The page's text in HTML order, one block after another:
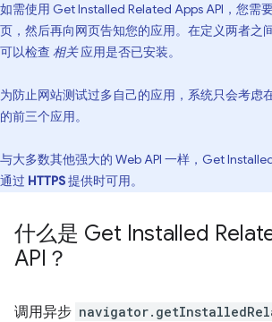
如需使用 Get Installed Related Apps API，您需
页，然后再向网页告知您的应用。在定义两者之
可以检查 相关应用是否已安装。
为防止网站测试过多自己的应用，系统只会考虑
的前三个应用。
与大多数其他强大的 Web API 一样，Get
通过 HTTPS提供时可用。
什么是 Get Installed
API？
调用异步